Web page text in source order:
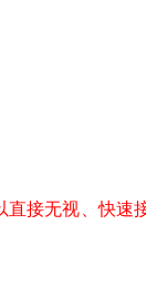
直接无视、快速